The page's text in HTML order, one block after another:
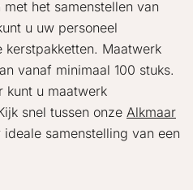
het samenstellen van
u uw personeel
kerstpakketten. Maatwerk
vanaf minimaal 100 stuks.
kunt u maatwerk
snel tussen onze Alkmaar
samenstelling van een